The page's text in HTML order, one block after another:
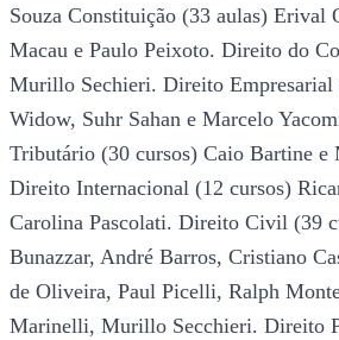
Souza Constituição (33 aulas) Erival
Macau e Paulo Peixoto. Direito do
Murillo Sechieri. Direito Empresarial
Widow, Suhr Sahan e Marcelo
Tributário (30 cursos) Caio Bartine e
Direito Internacional (12 cursos)
Carolina Pascolati. Direito Civil (39
Bunazzar, André Barros, Cristiano
de Oliveira, Paul Picelli, Ralph
Marinelli, Murillo Secchieri. Direito